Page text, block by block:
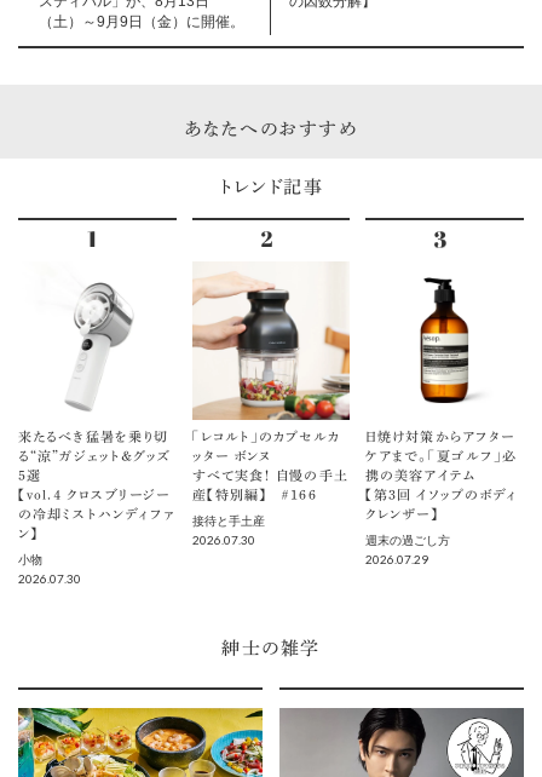
（土）～9月9日（金）に開催。
あなたへのおすすめ
トレンド記事
来たるべき猛暑を乗り切
る“涼”ガジェット＆グッズ
5選
【vol.４ クロスブリージー
の冷却ミストハンディファ
ン】
小物
2026.07.30
「レコルト」のカプセルカ
ッター ボンヌ
すべて実食！ 自慢の手土
産【特別編】 ＃166
接待と手土産
2026.07.30
日焼け対策からアフター
ケアまで。「夏ゴルフ」必
携の美容アイテム
【第3回 イソップのボディ
クレンザー】
週末の過ごし方
2026.07.29
紳士の雑学